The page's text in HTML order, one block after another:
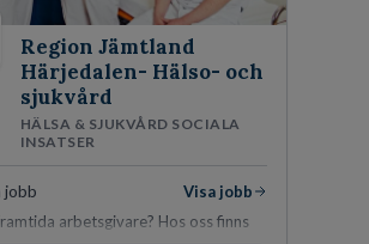
Region Jämtland
Härjedalen- Hälso- och
sjukvård
HÄLSA & SJUKVÅRD SOCIALA
INSATSER
jobb
Visa jobb
arbetsgivare? Hos oss finns